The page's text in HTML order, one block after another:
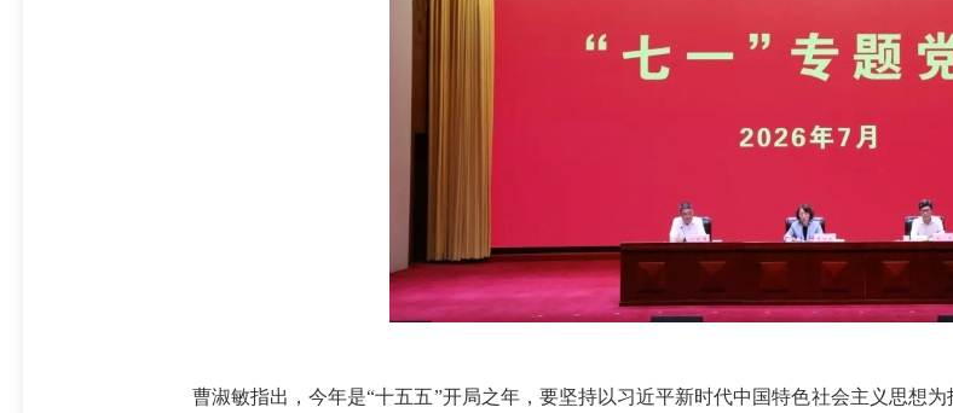
曹淑敏指出，今年是“十五五”开局之年，要坚持以习近平新时代中国特色社会主义思想